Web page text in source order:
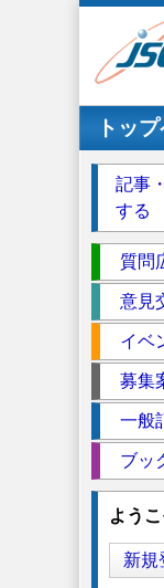
メイン
トッ
記事
する
ク
シ
質問
意見
イベ
募集
一般
ブッ
よう
新規